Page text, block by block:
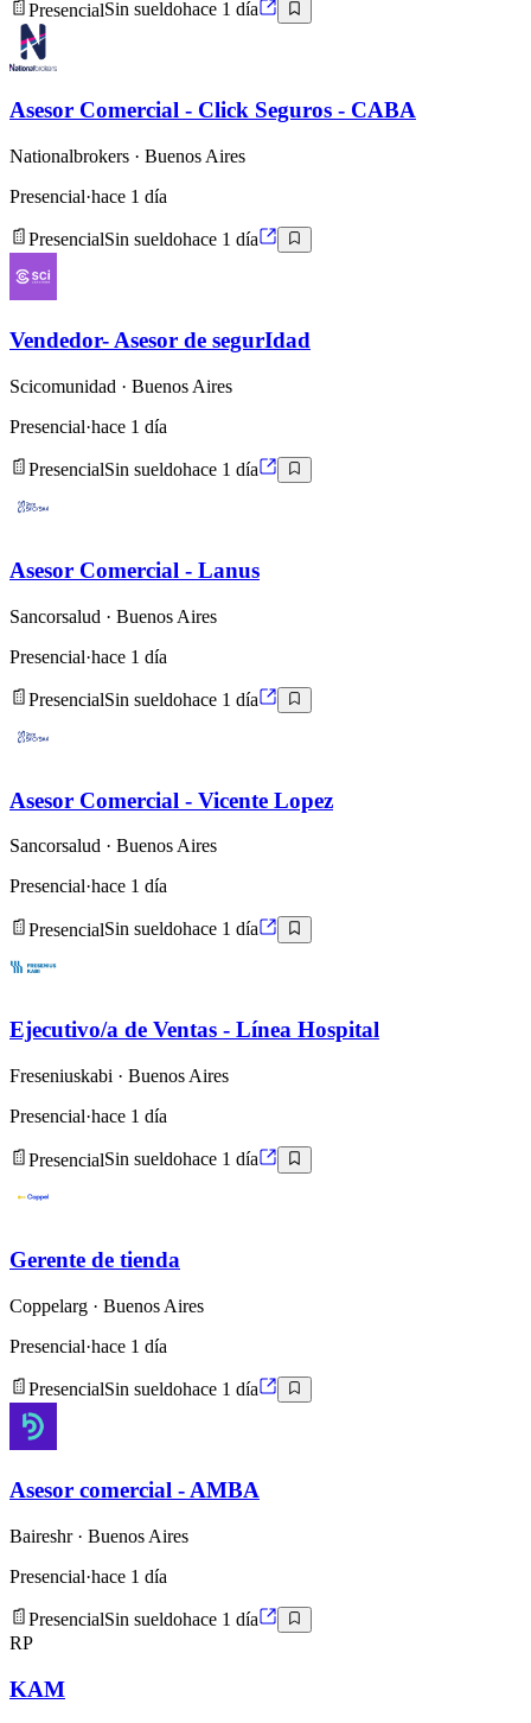
PresencialSin sueldohace 1 día
Asesor Comercial - Click Seguros - CABA
Nationalbrokers · Buenos Aires
Presencial·hace 1 día
PresencialSin sueldohace 1 día
Vendedor- Asesor de segurIdad
Scicomunidad · Buenos Aires
Presencial·hace 1 día
PresencialSin sueldohace 1 día
Asesor Comercial - Lanus
Sancorsalud · Buenos Aires
Presencial·hace 1 día
PresencialSin sueldohace 1 día
Asesor Comercial - Vicente Lopez
Sancorsalud · Buenos Aires
Presencial·hace 1 día
PresencialSin sueldohace 1 día
Ejecutivo/a de Ventas - Línea Hospital
Freseniuskabi · Buenos Aires
Presencial·hace 1 día
PresencialSin sueldohace 1 día
Gerente de tienda
Coppelarg · Buenos Aires
Presencial·hace 1 día
PresencialSin sueldohace 1 día
Asesor comercial - AMBA
Baireshr· Buenos Aires
Presencial·hace 1 día
PresencialSin sueldohace 1 día
RP
KAM